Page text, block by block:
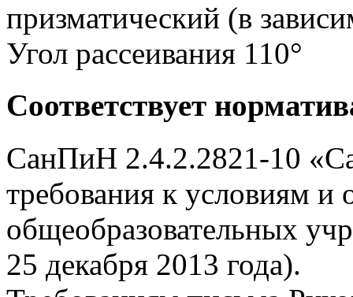
призматический (в
Угол рассеивания 110°
Соответствует
СанПиН 2.4.2.2821-10
требования к условиям и
общеобразовательных
25 декабря 2013 года).